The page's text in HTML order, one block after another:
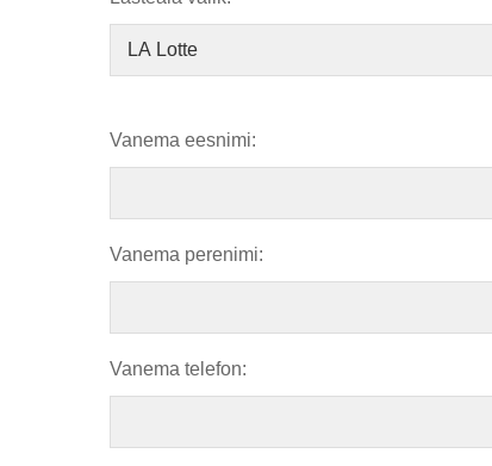
Vanema eesnimi:
Vanema perenimi:
Vanema telefon: